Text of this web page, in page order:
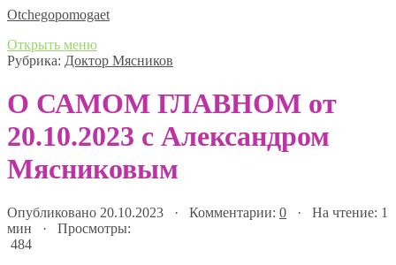
Оtchegopomogaet
Открыть меню
Рубрика: Доктор Мясников
О САМОМ ГЛАВНОМ от
20.10.2023 с Александром
Мясниковым
Опубликовано 20.10.2023 · Комментарии: 0 · На чтение: 1
мин · Просмотры:
484